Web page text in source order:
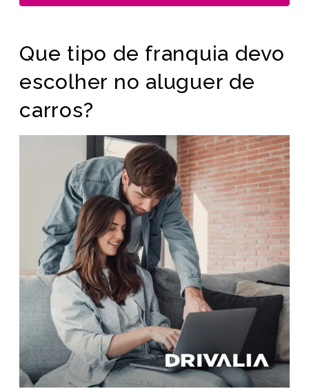
Que tipo de franquia devo
escolher no aluguer de
carros?